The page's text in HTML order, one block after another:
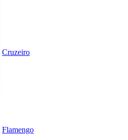
Cruzeiro
Flamengo